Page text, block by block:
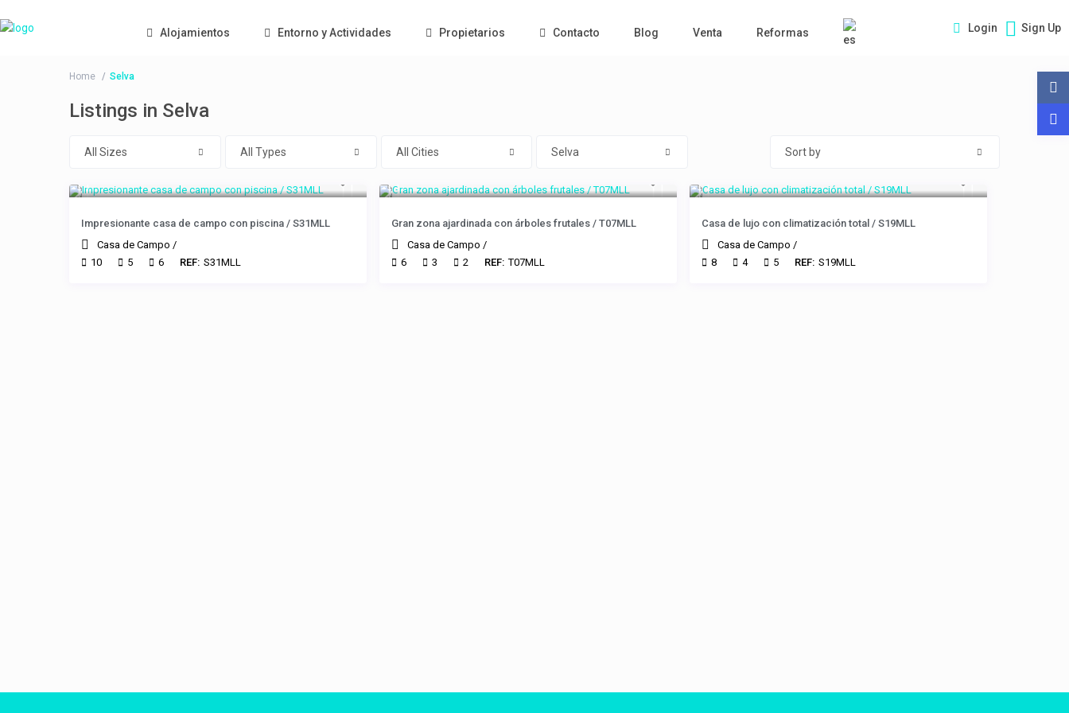
Alojamientos Entorno y Actividades Propietarios Contacto Blog Venta Reformas Login Sign Up
Home Selva
Listings in Selva
All Sizes All Types All Cities Selva Sort by
Impresionante casa de campo con piscina / S31MLL
Casa de Campo /
10
5 6 REF: S31MLL
Gran zona ajardinada con árboles frutales / T07MLL
Casa de Campo /
6
3 2 REF: T07MLL
Casa de lujo con climatización total / S19MLL
Casa de Campo /
8
4 5 REF: S19MLL